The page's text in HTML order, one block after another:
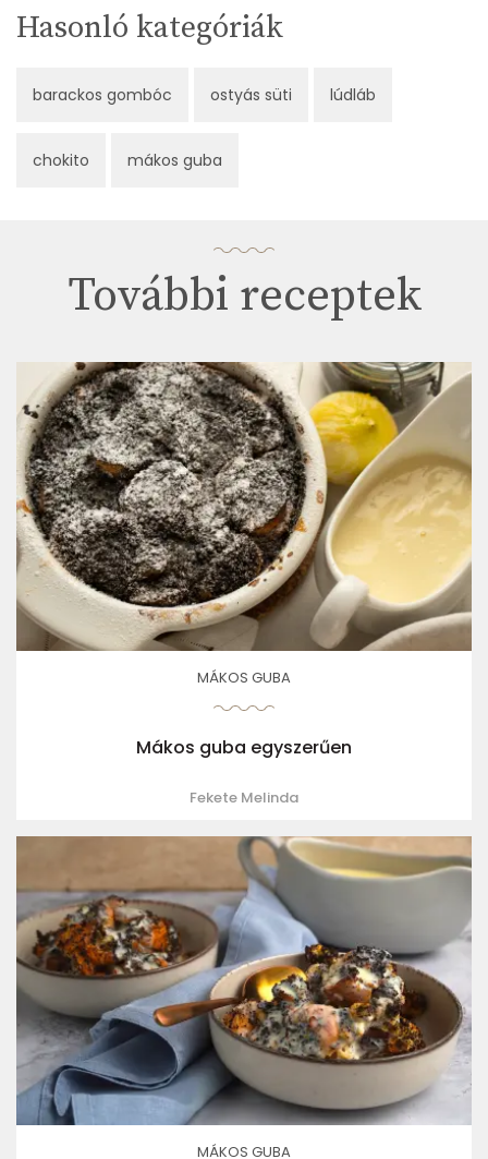
Hasonló kategóriák
barackos gombóc ostyás süti lúdláb
chokito mákos guba
További receptek
MÁKOS GUBA
Mákos guba egyszerűen
Fekete Melinda
MÁKOS GUBA